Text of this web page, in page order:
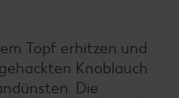
Topf erhitzen und
Knoblauch
Die